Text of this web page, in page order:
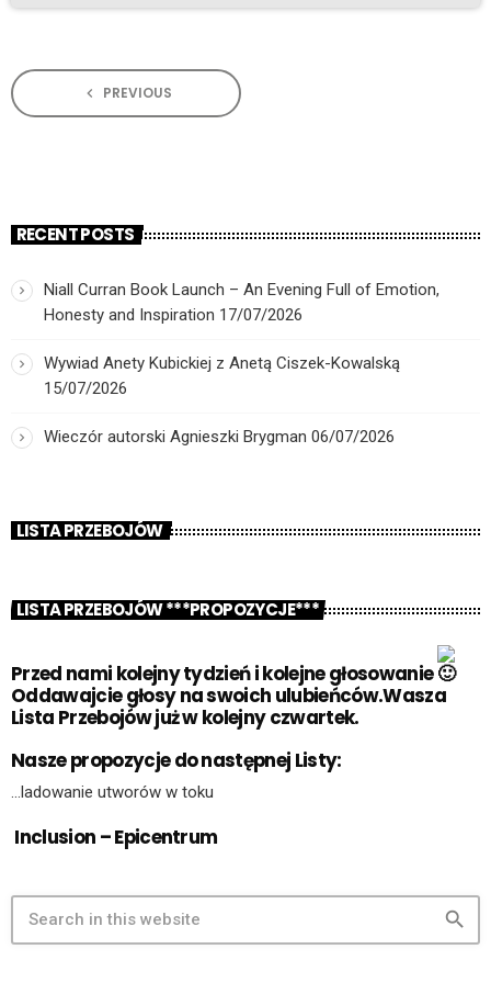
navigate_before PREVIOUS
RECENT POSTS
Niall Curran Book Launch – An Evening Full of Emotion,
Honesty and Inspiration 17/07/2026
Wywiad Anety Kubickiej z Anetą Ciszek-Kowalską
15/07/2026
Wieczór autorski Agnieszki Brygman 06/07/2026
LISTA PRZEBOJÓW
LISTA PRZEBOJÓW ***PROPOZYCJE***
Przed nami kolejny tydzień i kolejne głosowanie
Oddawajcie głosy na swoich ulubieńców.Wasza
Lista Przebojów już w kolejny czwartek.
Nasze propozycje do następnej Listy:
…ladowanie utworów w toku
Inclusion – Epicentrum
search